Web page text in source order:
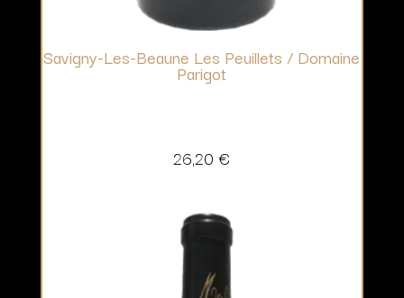
Savigny-Les-Beaune Les Peuillets / Domaine
Parigot
26,20 €